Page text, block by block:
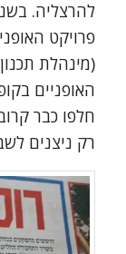
פרויקט
(מינהלת
חלפו כבר
רק ניצנים